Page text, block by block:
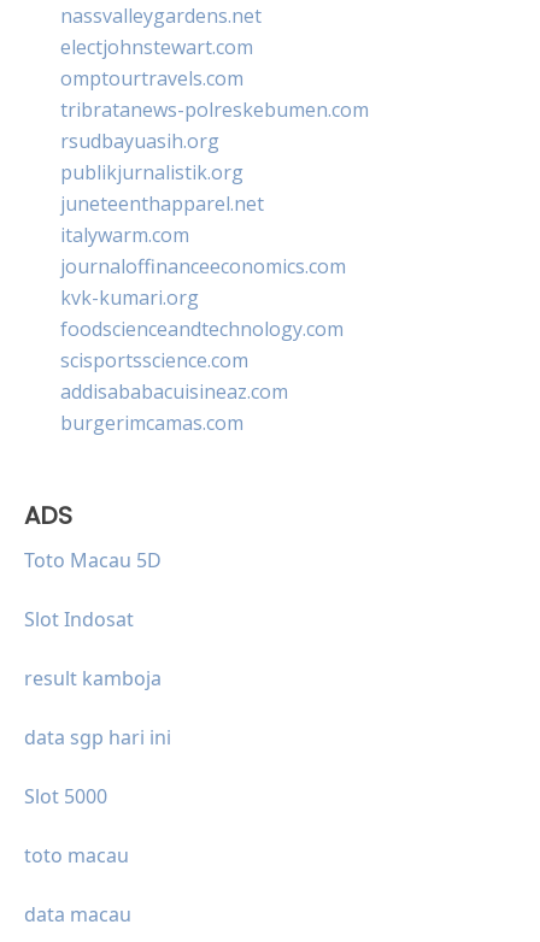
nassvalleygardens.net
electjohnstewart.com
omptourtravels.com
tribratanews-polreskebumen.com
rsudbayuasih.org
publikjurnalistik.org
juneteenthapparel.net
italywarm.com
journaloffinanceeconomics.com
kvk-kumari.org
foodscienceandtechnology.com
scisportsscience.com
addisababacuisineaz.com
burgerimcamas.com
ADS
Toto Macau 5D
Slot Indosat
result kamboja
data sgp hari ini
Slot 5000
toto macau
data macau